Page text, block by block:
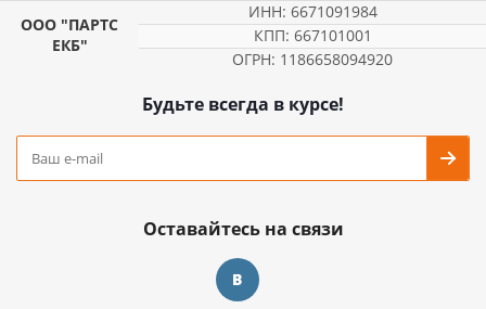
ООО "ПАРТС
ЕКБ"
ИНН: 6671091984
КПП: 667101001
ОГРН: 1186658094920
Будьте всегда в курсе!
Оставайтесь на связи